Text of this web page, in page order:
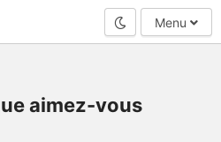
Mode nuit
Menu
aimez-vous